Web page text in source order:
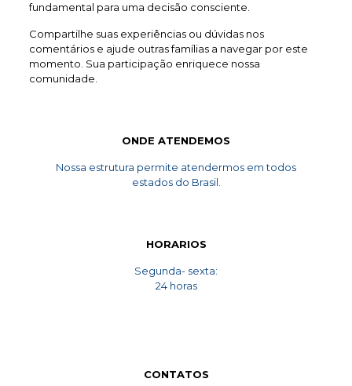
fundamental para uma decisão consciente.
Compartilhe suas experiências ou dúvidas nos
comentários e ajude outras famílias a navegar por este
momento. Sua participação enriquece nossa
comunidade.
ONDE ATENDEMOS
Nossa estrutura permite atendermos em todos
estados do Brasil.
HORARIOS
Segunda- sexta:
24 horas
CONTATOS